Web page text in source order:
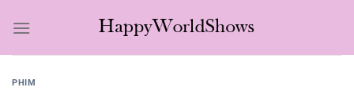
qua
PHIM